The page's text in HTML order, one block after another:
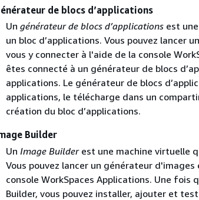
de blocs d’applications
Un générateur de blocs d’applicationsest une
un bloc d’applications. Vous pouvez lancer
vous y connecter à l'aide de la console
êtes connecté à un générateur de blocs
applications. Le générateur de blocs
applications, le télécharge dans un
création du bloc d’applications.
Builder
Un Image Builderest une machine virtuelle
Vous pouvez lancer un générateur
console WorkSpaces Applications. Une fois
Builder, vous pouvez installer, ajouter et